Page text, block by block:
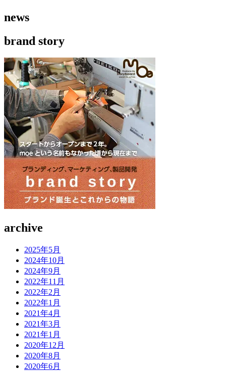
news
brand story
archive
2025年5月
2024年10月
2024年9月
2022年11月
2022年2月
2022年1月
2021年4月
2021年3月
2021年1月
2020年12月
2020年8月
2020年6月